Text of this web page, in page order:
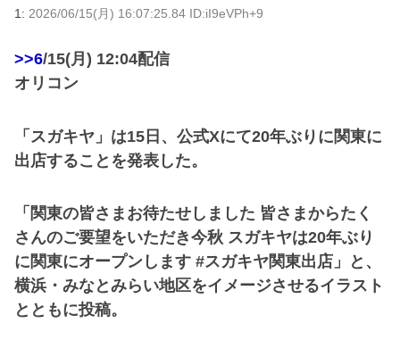
1: 2026/06/15(月) 16:07:25.84 ID:iI9eVPh+9
>>6/15(月) 12:04配信
オリコン
「スガキヤ」は15日、公式Xにて20年ぶりに関東に
出店することを発表した。
「関東の皆さまお待たせしました 皆さまからたく
さんのご要望をいただき今秋 スガキヤは20年ぶり
に関東にオープンします #スガキヤ関東出店」と、
横浜・みなとみらい地区をイメージさせるイラスト
とともに投稿。